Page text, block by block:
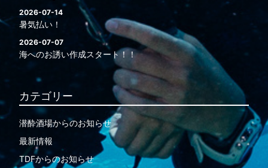
2026-07-14
暑気払い！
2026-07-07
海へのお誘い作成スタート！！
カテゴリー
潜酔酒場からのお知らせ
最新情報
TDFからのお知らせ